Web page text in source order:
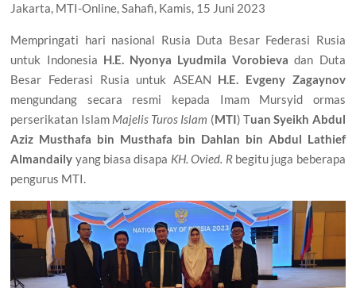
Jakarta, MTI-Online, Sahafi, Kamis, 15 Juni 2023
Mempringati hari nasional Rusia Duta Besar Federasi Rusia
untuk Indonesia H.E. Nyonya Lyudmila Vorobieva dan Duta
Besar Federasi Rusia untuk ASEAN H.E. Evgeny Zagaynov
mengundang secara resmi kepada Imam Mursyid ormas
perserikatan Islam Majelis Turos Islam (MTI) Tuan Syeikh Abdul
Aziz Musthafa bin Musthafa bin Dahlan bin Abdul Lathief
Almandaily yang biasa disapa KH. Ovied. Rbegitu juga beberapa
pengurus MTI.